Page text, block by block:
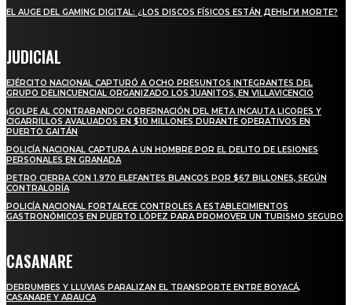
EL AUGE DEL GAMING DIGITAL: ¿LOS DISCOS FÍSICOS ESTÁN ДЕНЬГИ MORTE?
JUDICIAL
EJÉRCITO NACIONAL CAPTURÓ A OCHO PRESUNTOS INTEGRANTES DEL
GRUPO DELINCUENCIAL ORGANIZADO LOS JUANITOS, EN VILLAVICENCIO
¡GOLPE AL CONTRABANDO! GOBERNACIÓN DEL META INCAUTA LICORES Y
CIGARRILLOS AVALUADOS EN $10 MILLONES DURANTE OPERATIVOS EN
PUERTO GAITÁN
POLICÍA NACIONAL CAPTURA A UN HOMBRE POR EL DELITO DE LESIONES
PERSONALES EN GRANADA
PETRO CIERRA CON 1.970 ELEFANTES BLANCOS POR $67 BILLONES, SEGÚN
CONTRALORÍA
POLICÍA NACIONAL FORTALECE CONTROLES A ESTABLECIMIENTOS
GASTRONÓMICOS EN PUERTO LÓPEZ PARA PROMOVER UN TURISMO SEGURO
CASANARE
DERRUMBES Y LLUVIAS PARALIZAN EL TRANSPORTE ENTRE BOYACÁ,
CASANARE Y ARAUCA